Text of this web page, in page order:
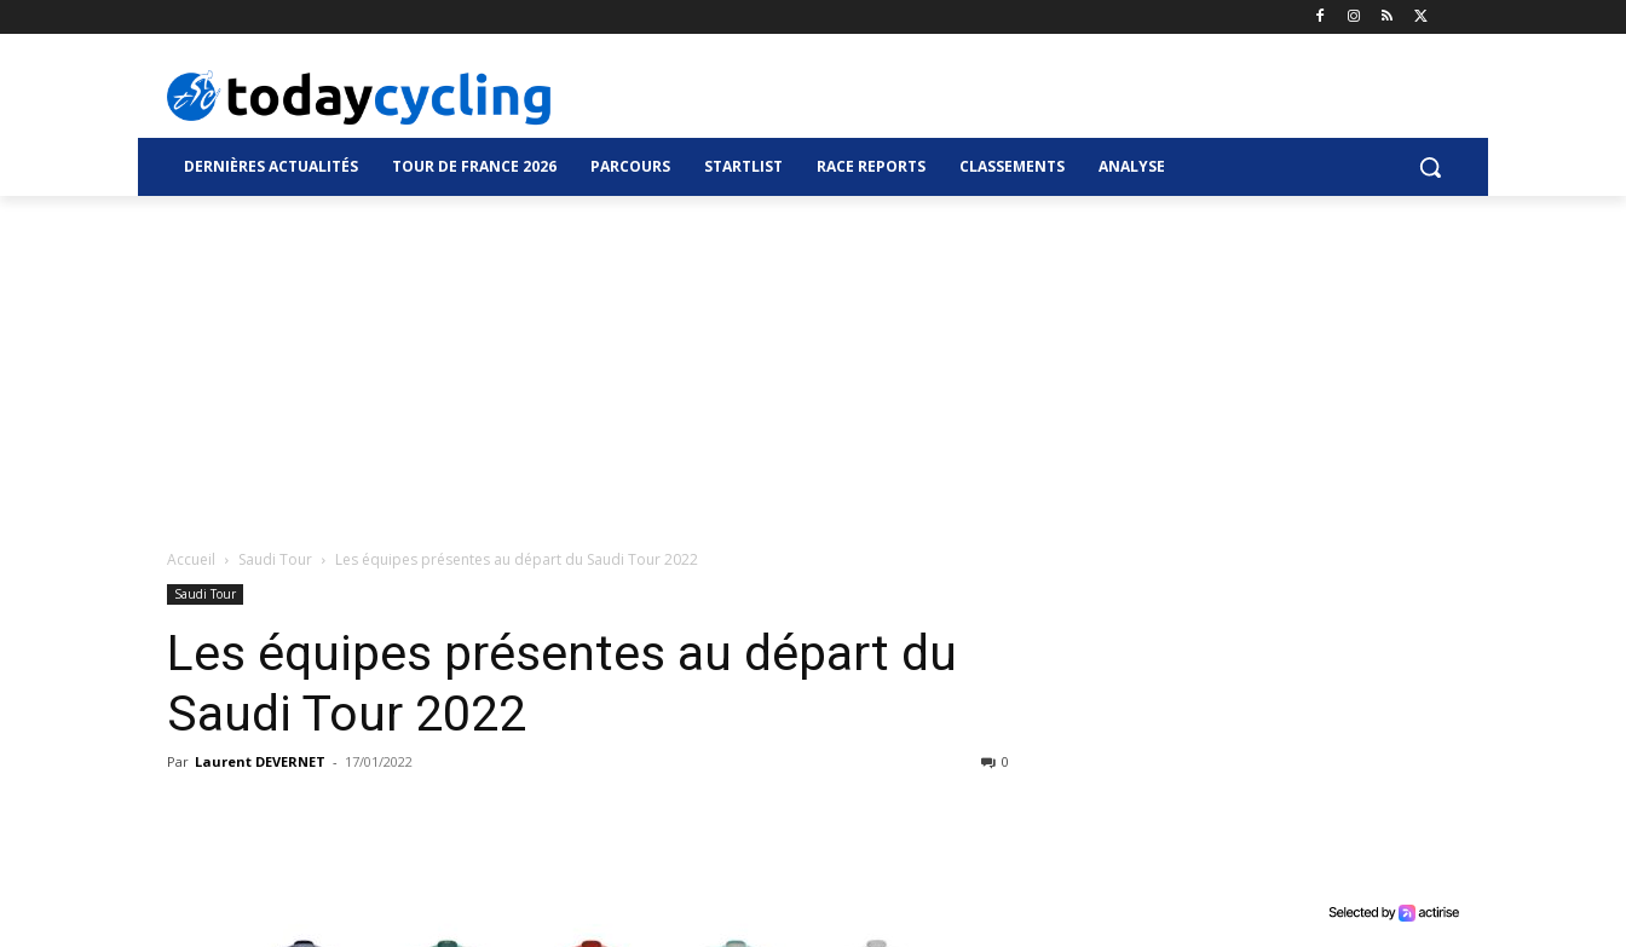
DERNIÈRES ACTUALITÉS TOUR DE FRANCE 2026 PARCOURS STARTLIST RACE REPORTS CLASSEMENTS ANALYSE
Accueil Saudi Tour Les équipes présentes au départ du Saudi Tour 2022
Saudi Tour
Les équipes présentes au départ du
Saudi Tour 2022
Par Laurent DEVERNET - 17/01/2022 0